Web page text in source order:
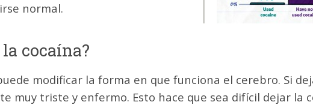
normal.
cocaína?
modificar la forma en que funciona el cerebro. Si
muy triste y enfermo. Esto hace que sea difícil dejar la